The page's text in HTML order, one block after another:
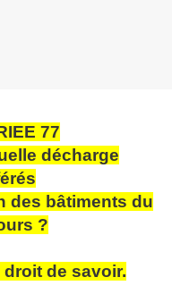
77
décharge
des bâtiments du
?
de savoir.